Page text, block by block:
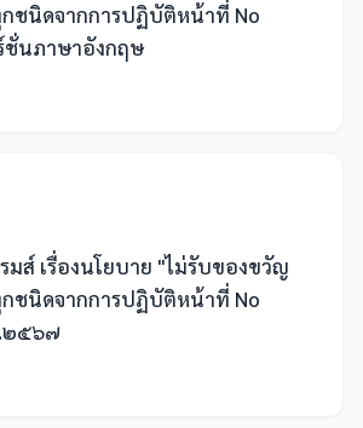
ชนิดจากการปฏิบัติหน้าที่ No
ชั่นภาษาอังกฤษ
มส์ เรื่องนโยบาย "ไม่รับของขวัญ
ชนิดจากการปฏิบัติหน้าที่ No
๒๕๖๗